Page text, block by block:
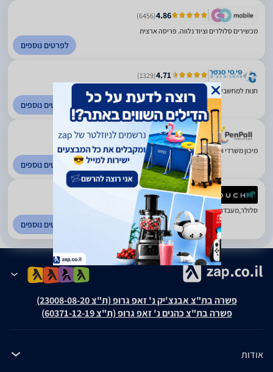
4.86
(6456)
מכשירים סלולרים וציוד נלווה. פריסה ארצית
לפרטים נוספים
4.71
(1329)
חנות למחשבים וציוד היקפי. ראשון לציון
לפרטים נוספים
5
(83)
מיכון משרדי ומכשירי חשמל. ראשון לציון
לפרטים נוספים
5
(431)
סלולר,מעבדה, אביזרים, גיימינג ומשחקים. פריסה ארצית
לפרטים נוספים
פשרה בת"צ אבנצ'יק נ' זאפ גרופ (ת"צ 23008-08-20)
פשרה בת"צ כהנים נ' זאפ גרופ (ת"צ 60371-12-19)
אודות